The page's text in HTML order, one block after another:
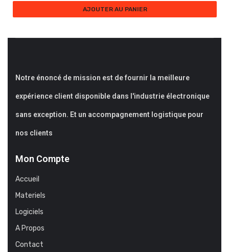
AJOUTER AU PANIER
Notre énoncé de mission est de fournir la meilleure
expérience client disponible dans l'industrie électronique
sans exception. Et un accompagnement logistique pour
nos clients
Mon Compte
Accueil
Materiels
Logiciels
A Propos
Contact